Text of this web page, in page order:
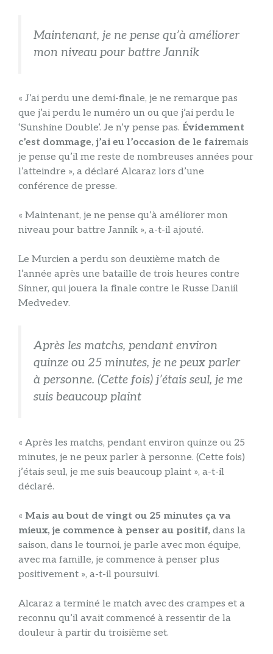
Maintenant, je ne pense qu’à améliorer
mon niveau pour battre Jannik
« J’ai perdu une demi-finale, je ne remarque pas
que j’ai perdu le numéro un ou que j’ai perdu le
‘Sunshine Double’. Je n’y pense pas. Évidemment
c’est dommage, j’ai eu l’occasion de le fairemais
je pense qu’il me reste de nombreuses années pour
l’atteindre », a déclaré Alcaraz lors d’une
conférence de presse.
« Maintenant, je ne pense qu’à améliorer mon
niveau pour battre Jannik », a-t-il ajouté.
Le Murcien a perdu son deuxième match de
l’année après une bataille de trois heures contre
Sinner, qui jouera la finale contre le Russe Daniil
Medvedev.
Après les matchs, pendant environ
quinze ou 25 minutes, je ne peux parler
à personne. (Cette fois) j’étais seul, je me
suis beaucoup plaint
« Après les matchs, pendant environ quinze ou 25
minutes, je ne peux parler à personne. (Cette fois)
j’étais seul, je me suis beaucoup plaint », a-t-il
déclaré.
« Mais au bout de vingt ou 25 minutes ça va
mieux, je commence à penser au positif, dans la
saison, dans le tournoi, je parle avec mon équipe,
avec ma famille, je commence à penser plus
positivement », a-t-il poursuivi.
Alcaraz a terminé le match avec des crampes et a
reconnu qu’il avait commencé à ressentir de la
douleur à partir du troisième set.